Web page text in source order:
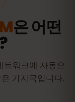
은 어떤
트워크에 자동으
기지국입니다.